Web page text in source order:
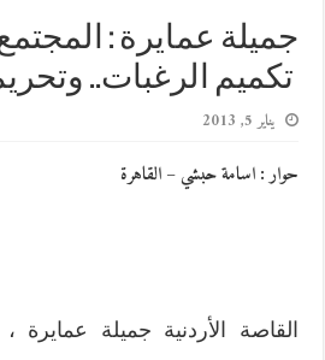
جميلة عمايرة :
‬تكميم الرغبات‮..
يناير 5, 2013
حوار : اسامة حبشي – القاهرة